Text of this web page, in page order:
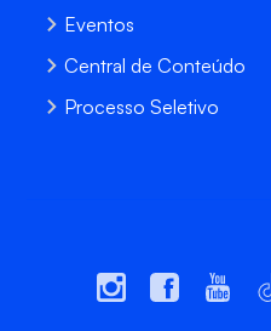
Eventos
Central de Conteúdo
Processo Seletivo